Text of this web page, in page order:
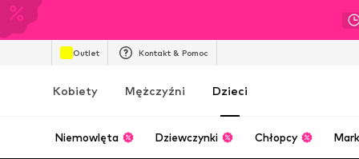
Outlet Kontakt & Pomoc
Kobiety Mężczyźni Dzieci
Niemowlęta Dziewczynki Chłopcy